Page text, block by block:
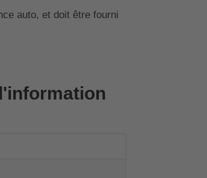
auto, et doit être fourni